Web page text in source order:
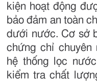
kiện hoạt động
bảo đảm an toàn
dưới nước. Cơ sở
chứng chỉ chuyên
hệ thống lọc
kiểm tra chất